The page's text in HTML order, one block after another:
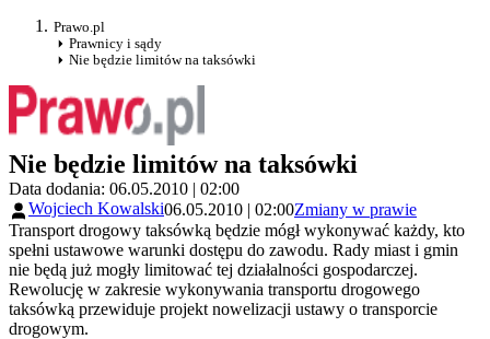
Prawo.pl
Prawnicy i sądy
Nie będzie limitów na taksówki
Nie będzie limitów na taksówki
Data dodania: 06.05.2010 | 02:00
Wojciech Kowalski06.05.2010 | 02:00Zmiany w prawie
Transport drogowy taksówką będzie mógł wykonywać każdy, kto
spełni ustawowe warunki dostępu do zawodu. Rady miast i gmin
nie będą już mogły limitować tej działalności gospodarczej.
Rewolucję w zakresie wykonywania transportu drogowego
taksówką przewiduje projekt nowelizacji ustawy o transporcie
drogowym.